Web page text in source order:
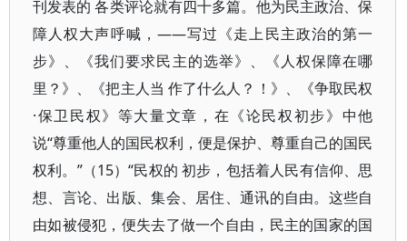
刊发表的 各类评论就有四十多篇。他为民主政治、保
障人权大声呼喊，——写过《走上民主政治的第一
步》、《我们要求民主的选举》、《人权保障在哪
里？》、《把主人当 作了什么人？！》、《争取民权
·保卫民权》等大量文章，在《论民权初步》中他
说“尊重他人的国民权利，便是保护、尊重自己的国民
权利。”（15）“民权的 初步，包括着人民有信仰、思
想、言论、出版、集会、居住、通讯的自由。这些自
由如被侵犯，便失去了做一个自由，民主的国家的国